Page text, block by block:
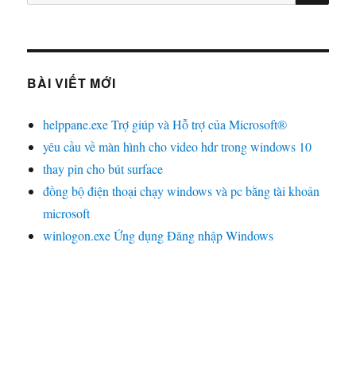
BÀI VIẾT MỚI
helppane.exe Trợ giúp và Hỗ trợ của Microsoft®
yêu cầu về màn hình cho video hdr trong windows 10
thay pin cho bút surface
đồng bộ điện thoại chạy windows và pc bằng tài khoản
microsoft
winlogon.exe Ứng dụng Đăng nhập Windows